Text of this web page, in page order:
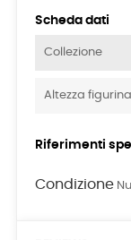
Scheda dati
Collezione
Altezza figurina
Riferimenti
Condizione